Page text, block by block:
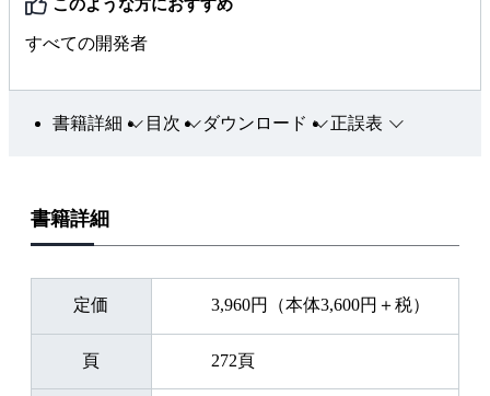
このような方におすすめ
すべての開発者
書籍詳細 目次 ダウンロード 正誤表
書籍詳細
定価 3,960円（本体3,600円＋税）
頁 272頁